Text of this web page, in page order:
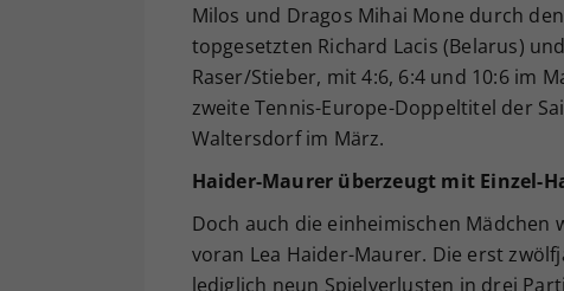
Milos und Dragos Mihai Mone durch
topgesetzten Richard Lacis (Belarus)
Raser/Stieber, mit 4:6, 6:4 und 10:6 im
zweite Tennis-Europe-Doppeltitel der
Waltersdorf im März.
Haider-Maurer überzeugt mit Einzel-
Doch auch die einheimischen Mädchen
voran Lea Haider-Maurer. Die erst
lediglich neun Spielverlusten in drei